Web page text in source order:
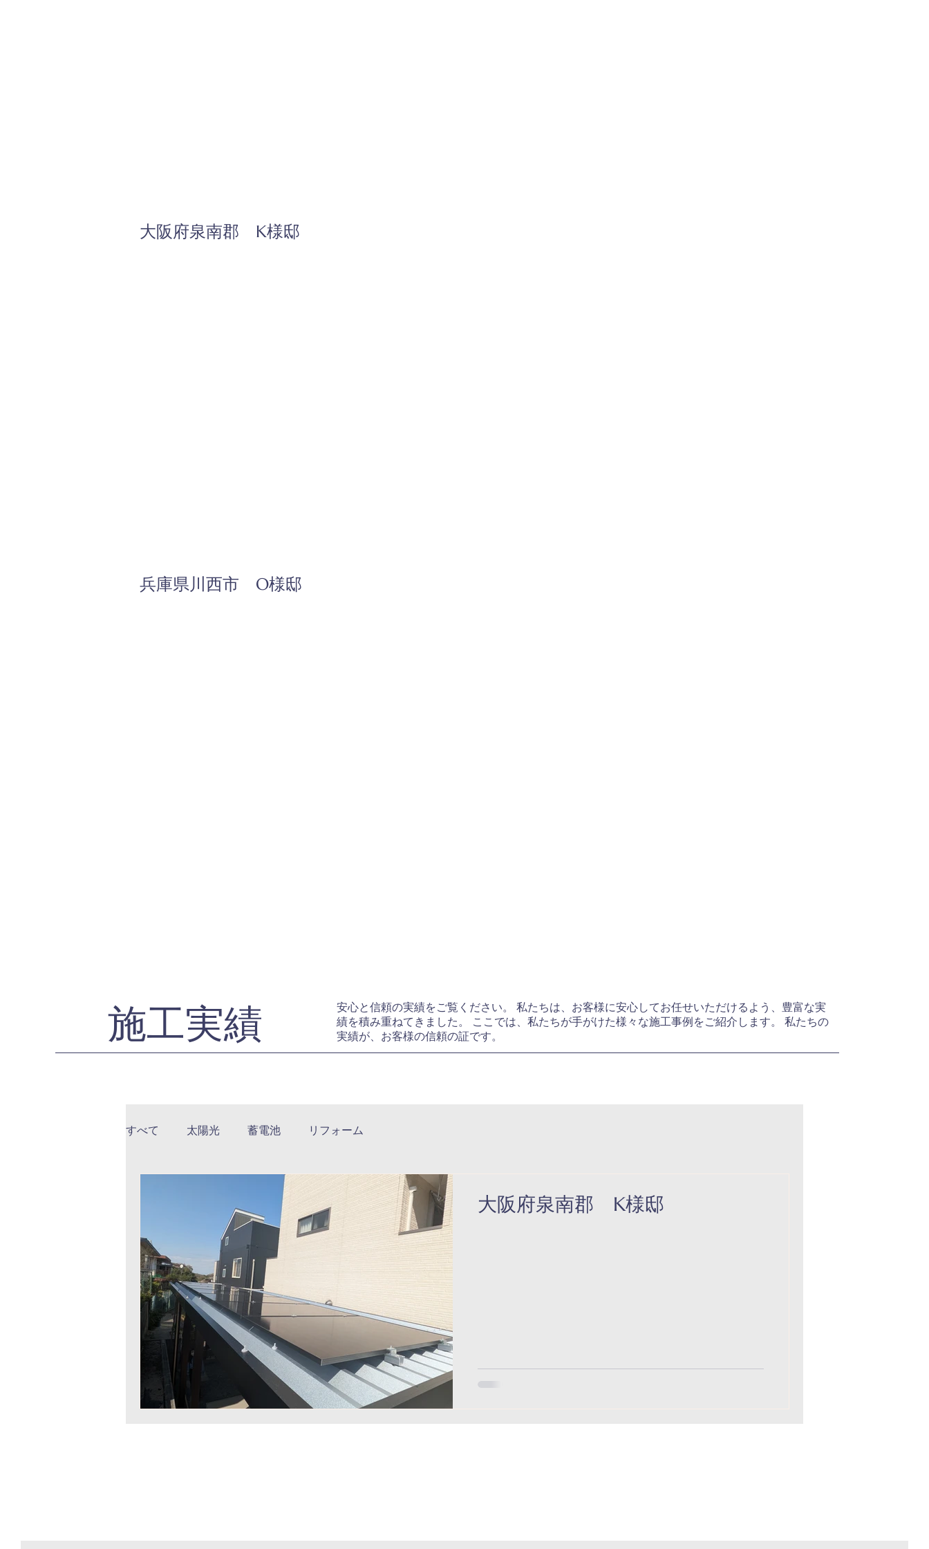
大阪府泉南郡 K様邸
兵庫県川西市 O様邸
施工実績
安心と信頼の実績をご覧ください。 私たちは、お客様に安心してお任せいただけるよう、豊富な実
績を積み重ねてきました。 ここでは、私たちが手がけた様々な施工事例をご紹介します。 私たちの
実績が、お客様の信頼の証です。
すべて 太陽光 蓄電池 リフォーム
大阪府泉南郡 K様邸